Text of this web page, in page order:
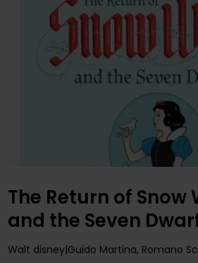
The Return of Snow
and the Seven
Walt disney Guido Martina, Romano